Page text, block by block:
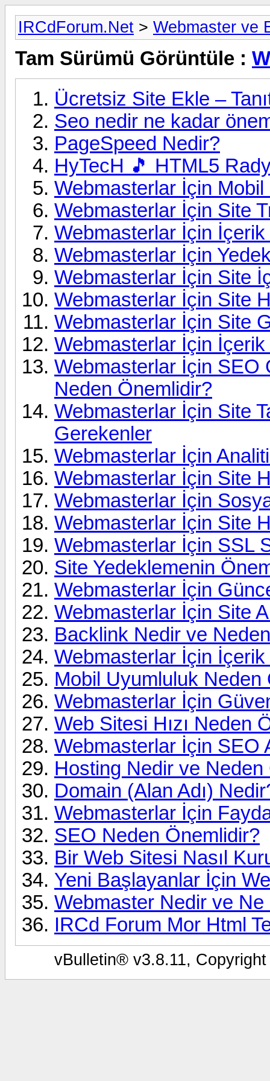
IRCdForum.Net > Webmaster ve
Tam Sürümü Görüntüle :
Ücretsiz Site Ekle –
Seo nedir ne kadar
PageSpeed Nedir?
HyTecH 🎵 HTML5
Webmasterlar İçin
Webmasterlar İçin Site
Webmasterlar İçin
Webmasterlar İçin
Webmasterlar İçin Site
Webmasterlar İçin Site
Webmasterlar İçin Site
Webmasterlar İçin İçerik
Webmasterlar İçin SEO
Neden Önemlidir?
Webmasterlar İçin Site
Gerekenler
Webmasterlar İçin
Webmasterlar İçin Site
Webmasterlar İçin
Webmasterlar İçin Site
Webmasterlar İçin SSL
Site Yedeklemenin
Webmasterlar İçin
Webmasterlar İçin Site
Backlink Nedir ve
Webmasterlar İçin İçerik
Mobil Uyumluluk Neden
Webmasterlar İçin
Web Sitesi Hızı Neden
Webmasterlar İçin SEO
Hosting Nedir ve Neden
Domain (Alan Adı)
Webmasterlar İçin
SEO Neden Önemlidir?
Bir Web Sitesi Nasıl
Yeni Başlayanlar İçin
Webmaster Nedir ve Ne
IRCd Forum Mor Html
vBulletin® v3.8.11,